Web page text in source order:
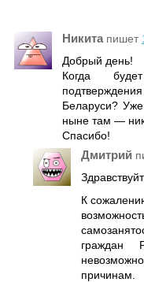
Никита пишет
Добрый день!
Когда
Беларуси?
ныне там —
Спасибо!
Дмитрий
К
граждан
причинам.